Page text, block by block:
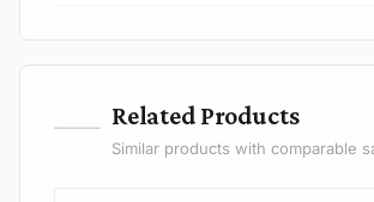
— Related Products
Similar products with comparable